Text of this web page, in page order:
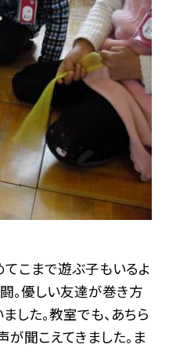
こまで遊ぶ子もいるよ
。優しい友達が巻き方
した。教室でも、あちら
が聞こえてきました。ま